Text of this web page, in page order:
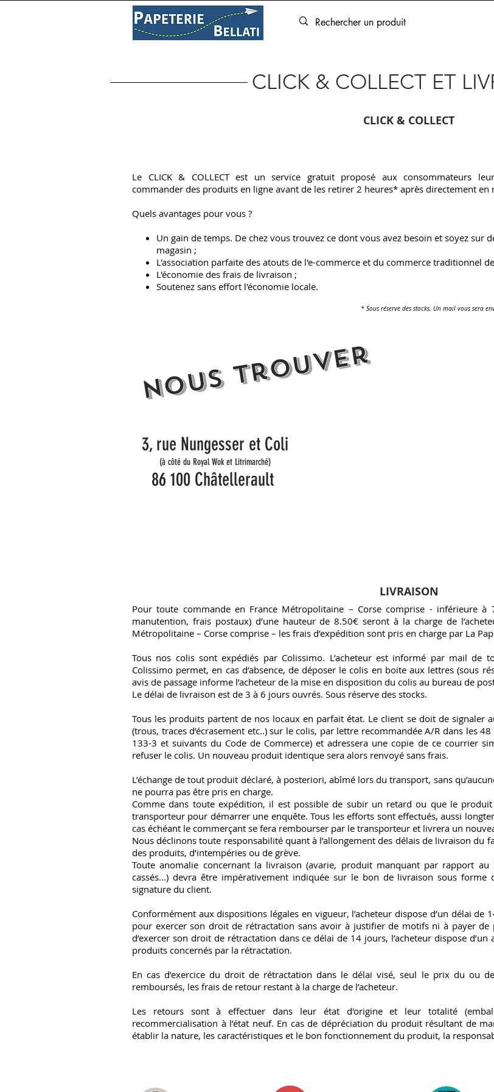
CLICK & COLLECT ET
CLICK & COLLECT
Le CLICK & COLLECT est un service gratuit proposé aux consommateurs
commander des produits en ligne avant de les retirer 2 heures* après directement en
Quels avantages pour vous ?
Un gain de temps. De chez vous trouvez ce dont vous avez besoin et soyez sur
magasin ;
L'association parfaite des atouts de l'e-commerce et du commerce traditionnel
L'économie des frais de livraison ;
Soutenez sans effort l'économie locale.
* Sous réserve des stocks. Un mail vous sera
nous trouver
3, rue Nungesser et Coli
(à côté du Royal Wok et Litrimarché)
86 100 Châtellerault
LIVRAISON
Pour toute commande en France Métropolitaine – Corse comprise - inférieure à
manutention, frais postaux) d’une hauteur de 8.50€ seront à la charge de
Métropolitaine – Corse comprise – les frais d’expédition sont pris en charge par La
Tous nos colis sont expédiés par Colissimo. L’acheteur est informé par mail de
Colissimo permet, en cas d’absence, de déposer le colis en boite aux lettres (sous
avis de passage informe l’acheteur de la mise en disposition du colis au bureau de
Le délai de livraison est de 3 à 6 jours ouvrés. Sous réserve des stocks.
Tous les produits partent de nos locaux en parfait état. Le client se doit de signaler
(trous, traces d’écrasement etc..) sur le colis, par lettre recommandée A/R dans les
133-3 et suivants du Code de Commerce) et adressera une copie de ce courrier
refuser le colis. Un nouveau produit identique sera alors renvoyé sans frais.
L’échange de tout produit déclaré, à posteriori, abîmé lors du transport, sans
ne pourra pas être pris en charge.
Comme dans toute expédition, il est possible de subir un retard ou que le produit
transporteur pour démarrer une enquête. Tous les efforts sont effectués, aussi
cas échéant le commerçant se fera rembourser par le transporteur et livrera un
Nous déclinons toute responsabilité quant à l’allongement des délais de livraison du
des produits, d’intempéries ou de grève.
Toute anomalie concernant la livraison (avarie, produit manquant par rapport
cassés...) devra être impérativement indiquée sur le bon de livraison sous forme
signature du client.
Conformément aux dispositions légales en vigueur, l’acheteur dispose d’un délai
pour exercer son droit de rétractation sans avoir à justifier de motifs ni à payer de
d’exercer son droit de rétractation dans ce délai de 14 jours, l’acheteur dispose
produits concernés par la rétractation.
En cas d’exercice du droit de rétractation dans le délai visé, seul le prix du ou
remboursés, les frais de retour restant à la charge de l’acheteur.
Les retours sont à effectuer dans leur état d'origine et leur totalité
recommercialisation à l’état neuf. En cas de dépréciation du produit résultant de
établir la nature, les caractéristiques et le bon fonctionnement du produit, la